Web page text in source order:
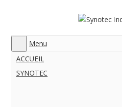
Menu
ACCUEIL
SYNOTEC